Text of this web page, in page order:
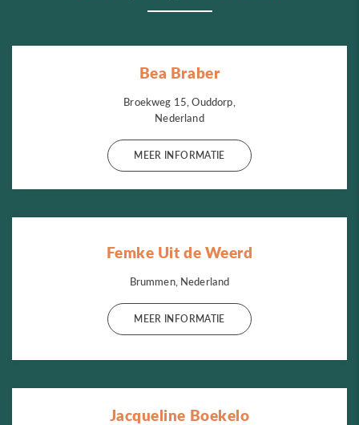
Bea Braber
Broekweg 15, Ouddorp,
Nederland
MEER INFORMATIE
Femke Uit de Weerd
Brummen, Nederland
MEER INFORMATIE
Jacqueline Boekelo